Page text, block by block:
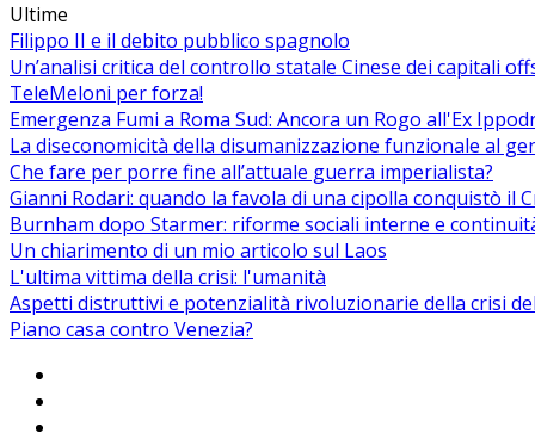
Ultime
Filippo II e il debito pubblico spagnolo
Un’analisi critica del controllo statale Cinese dei capitali
TeleMeloni per forza!
Emergenza Fumi a Roma Sud: Ancora un Rogo all'Ex
La diseconomicità della disumanizzazione funzionale al
Che fare per porre fine all’attuale guerra imperialista?
Gianni Rodari: quando la favola di una cipolla conquistò il
Burnham dopo Starmer: riforme sociali interne e
Un chiarimento di un mio articolo sul Laos
L'ultima vittima della crisi: l'umanità
Aspetti distruttivi e potenzialità rivoluzionarie della crisi
Piano casa contro Venezia?